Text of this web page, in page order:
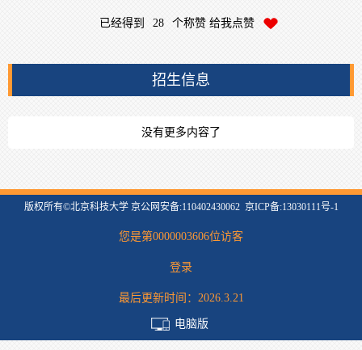
已经得到 28 个称赞 给我点赞
招生信息
没有更多内容了
版权所有©北京科技大学 京公网安备:110402430062 京ICP备:13030111号-1
您是第0000003606位访客
登录
最后更新时间： 2026.3.21
电脑版